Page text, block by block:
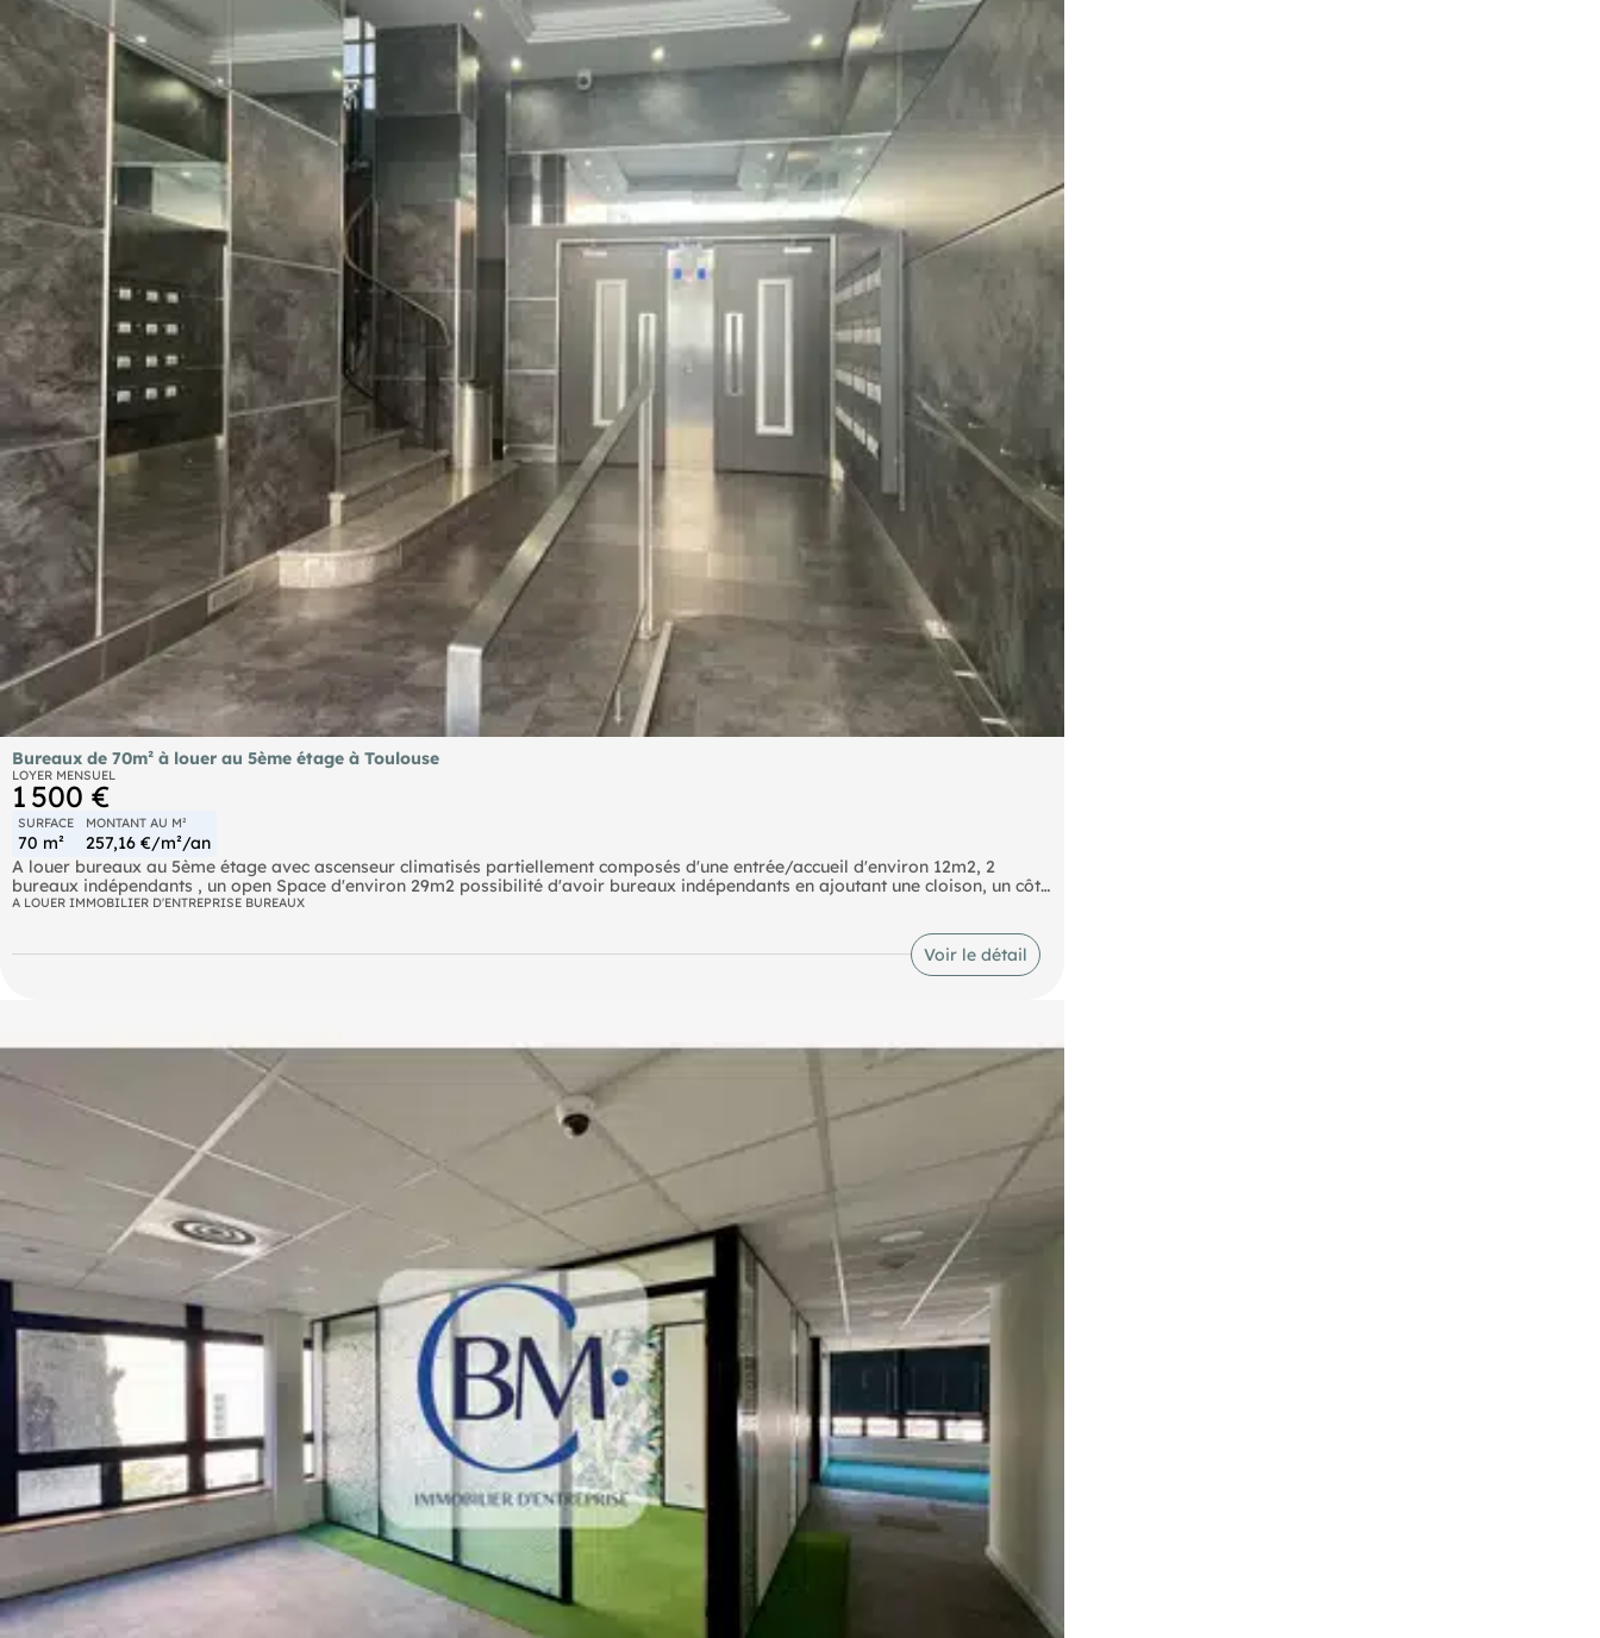
Bureaux de 70m² à louer au 5ème étage à Toulouse
LOYER MENSUEL
1 500 €
SURFACE
70 m²
MONTANT AU M²
257,16 €/m²/an
A louer bureaux au 5ème étage avec ascenseur climatisés partiellement composés d'une entrée/accueil d'environ 12m2, 2
bureaux indépendants , un open Space d'environ 29m2 possibilité d'avoir bureaux indépendants en ajoutant une cloison, un côté
repas/kitchenette. Belle luminosité. Traversant. Belles parties communes PMR.
Honoraires agence à la charge du preneur : 3 866,67 € HT
Référence annonce : 17761T
A LOUER IMMOBILIER D'ENTREPRISE BUREAUX
Voir le détail